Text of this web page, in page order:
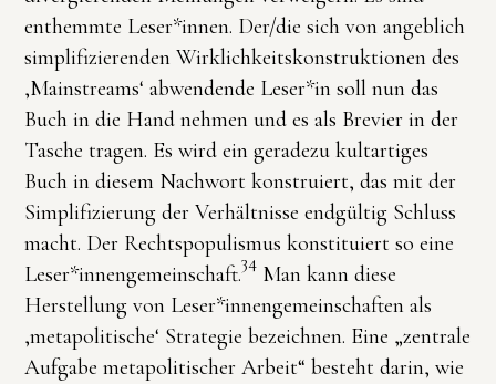
enthemmte Leser*innen. Der/die sich von angeblich
simplifizierenden Wirklichkeitskonstruktionen des
‚Mainstreams‘ abwendende Leser*in soll nun das
Buch in die Hand nehmen und es als Brevier in der
Tasche tragen. Es wird ein geradezu kultartiges
Buch in diesem Nachwort konstruiert, das mit der
Simplifizierung der Verhältnisse endgültig Schluss
macht. Der Rechtspopulismus konstituiert so eine
Leser*innengemeinschaft.34 Man kann diese
Herstellung von Leser*innengemeinschaften als
‚metapolitische‘ Strategie bezeichnen. Eine „zentrale
Aufgabe metapolitischer Arbeit“ besteht darin, wie